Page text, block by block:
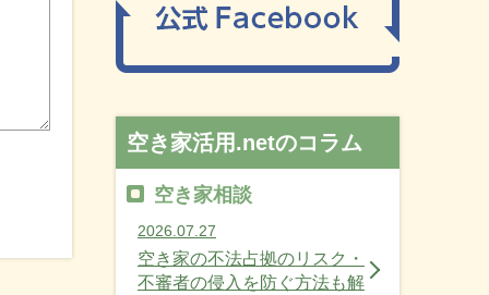
空き家活用.netのコラム
空き家相談
2026.07.27
空き家の不法占拠のリスク・
不審者の侵入を防ぐ方法も解